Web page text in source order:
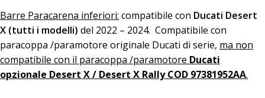
Barre Paracarena inferiori: compatibile con Ducati Desert
X (tutti i modelli) del 2022 – 2024. Compatibile con
paracoppa /paramotore originale Ducati di serie, ma non
compatibile con il paracoppa /paramotore Ducati
opzionale Desert X / Desert X Rally COD 97381952AA.